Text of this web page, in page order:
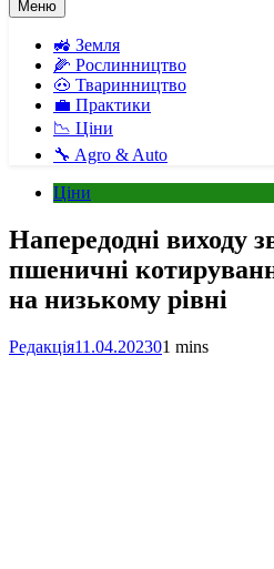
Меню
🚜 Земля
🌽 Рослинництво
🐽 Тваринництво
💼 Практики
📉 Ціни
🔧 Agro & Auto
Ціни
Напередодні виходу
пшеничні
на низькому рівні
Редакція11.04.202301 mins